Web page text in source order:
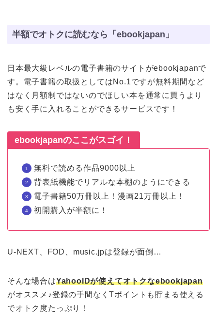
半額でオトクに読むなら「ebookjapan」
日本最大級レベルの電子書籍のサイトがebookjapanで
す。電子書籍の取扱としてはNo.1ですが無料期間など
はなく月額制ではないのでほしい本を通常に買うより
も安く手に入れることができるサービスです！
ebookjapanのここがスゴイ！
無料で読める作品9000以上
背表紙機能でリアルな本棚のようにできる
電子書籍50万冊以上！漫画21万冊以上！
初開購入が半額に！
U-NEXT、FOD、music.jpは登録が面倒…
そんな場合はYahooIDが使えてオトクなebookjapan
がオススメ♪登録の手間なくTポイントも貯まる使える
でオトク度たっぷり！